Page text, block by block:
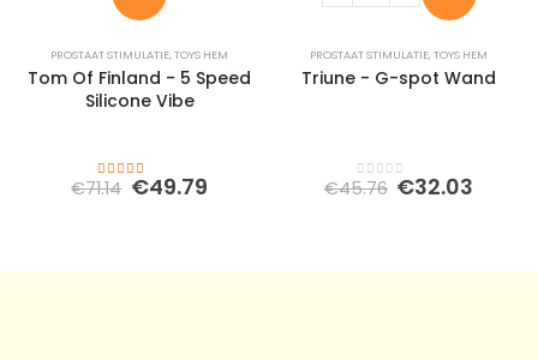
PROSTAAT STIMULATIE,TOYS HEM
Tom Of Finland - 5 Speed
Silicone Vibe
4.00 out of 5
€71.14 Oorspronkelijke
€49.79Huidige
PROSTAAT STIMULATIE,TOYS HEM
Triune - G-spot Wand
0out of 5
€45.76 €32.03